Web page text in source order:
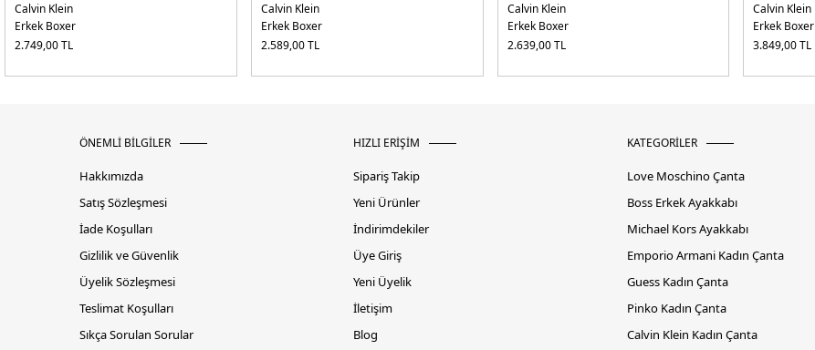
Calvin Klein
Erkek Boxer
2.749,00TL
Calvin Klein
Erkek Boxer
2.589,00TL
Calvin Klein
Erkek Boxer
2.639,00TL
Calvin Klein
Erkek Boxer
3.849,00TL
ÖNEMLİ BİLGİLER
Hakkımızda
Satış Sözleşmesi
İade Koşulları
Gizlilik ve Güvenlik
Üyelik Sözleşmesi
Teslimat Koşulları
Sıkça Sorulan Sorular
HIZLI ERİŞİM
Sipariş Takip
Yeni Ürünler
İndirimdekiler
Üye Giriş
Yeni Üyelik
İletişim
Blog
KATEGORİLER
Love Moschino Çanta
Boss Erkek Ayakkabı
Michael Kors Ayakkabı
Emporio Armani Kadın Çanta
Guess Kadın Çanta
Pinko Kadın Çanta
Calvin Klein Kadın Çanta